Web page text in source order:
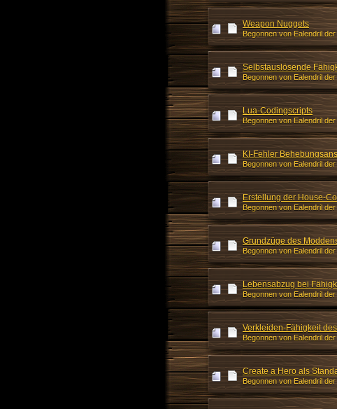
Weapon Nuggets
Begonnen von Ealendril
Selbstauslösende
Begonnen von Ealendril
Lua-Codingscripts
Begonnen von Ealendril
KI-Fehler
Begonnen von Ealendril
Erstellung der House-
Begonnen von Ealendril
Grundzüge des
Begonnen von Ealendril
Lebensabzug bei
Begonnen von Ealendril
Verkleiden-Fähigkeit
Begonnen von Ealendril
Create a Hero als
Begonnen von Ealendril